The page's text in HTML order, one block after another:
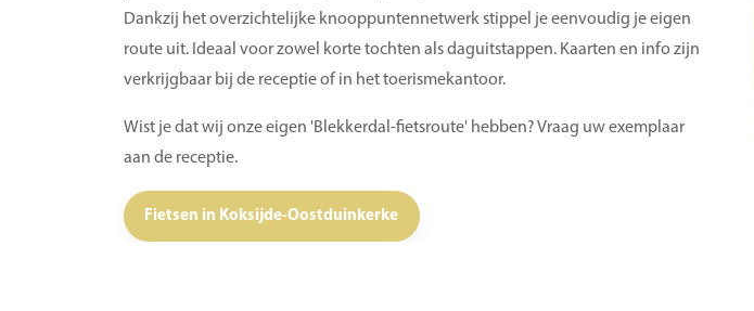
Dankzij het overzichtelijke knooppuntennetwerk stippel je eenvoudig je eigen
route uit. Ideaal voor zowel korte tochten als daguitstappen. Kaarten en info zijn
verkrijgbaar bij de receptie of in het toerismekantoor.
Wist je dat wij onze eigen 'Blekkerdal-fietsroute' hebben? Vraag uw exemplaar
aan de receptie.
Fietsen in Koksijde-Oostduinkerke